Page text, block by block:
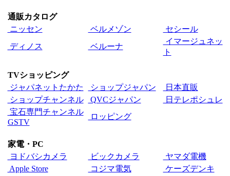
通販カタログ
ニッセン
ベルメゾン
セシール
ディノス
ベルーナ
イマージュネッ
ト
TVショッピング
ジャパネットたかた
ショップジャパン
日本直販
ショップチャンネル
QVCジャパン
日テレポシュレ
宝石専門チャンネル
GSTV
ロッピング
家電・PC
ヨドバシカメラ
ビックカメラ
ヤマダ電機
Apple Store
コジマ電気
ケーズデンキ